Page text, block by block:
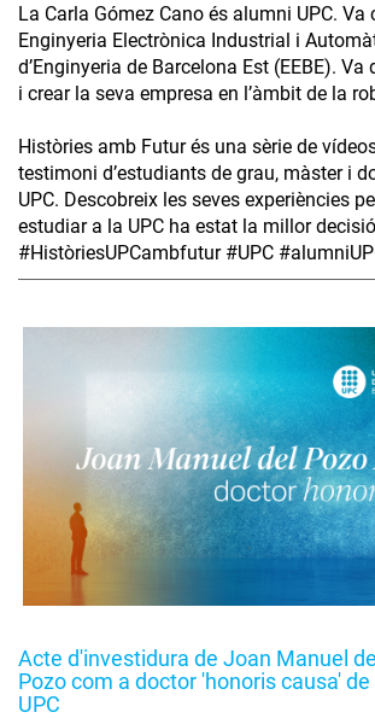
La Carla Gómez Cano és alumni UPC. Va
Enginyeria Electrònica Industrial i
d’Enginyeria de Barcelona Est (EEBE).
i crear la seva empresa en l’àmbit de la
Històries amb Futur és una sèrie de
testimoni d’estudiants de grau, màster i
UPC. Descobreix les seves experiències
estudiar a la UPC ha estat la millor
#HistòriesUPCambfutur #UPC
Acte d'investidura de Joan Manuel del
Pozo com a doctor 'honoris causa' de
UPC